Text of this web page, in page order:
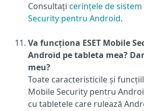
Consultați cerințele de sistem
Security pentru Android.
Va funcționa ESET Mobile
Android pe tableta mea?
meu?
Toate caracteristicile și
Mobile Security pentru
cu tabletele care rulează